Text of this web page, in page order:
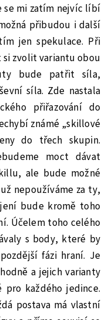
se mi zatím nejvíc líbí
přibudou i další
jen spekulace. Při
zvolit variantu obou
bude patřit síla,
síla. Zde nastala
přiřazování do
známé „skillové
do třech skupin.
moct dávat
ale bude možné
nepoužíváme za ty,
bude kromě toho
Účelem toho celého
s body, které by
fázi hraní. Je
a jejich varianty
každého jedince.
postava má vlastní